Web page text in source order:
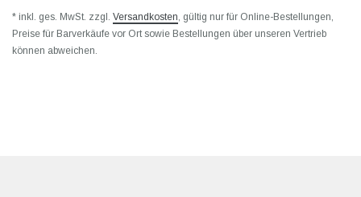
* inkl. ges. MwSt. zzgl. Versandkosten, gültig nur für Online-Bestellungen,
Preise für Barverkäufe vor Ort sowie Bestellungen über unseren Vertrieb
können abweichen.